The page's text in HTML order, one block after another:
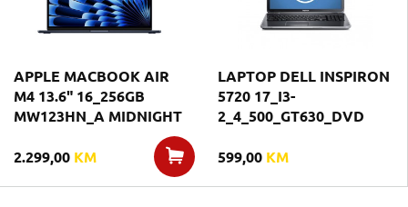
APPLE MACBOOK AIR
M4 13.6" 16_256GB
MW123HN_A MIDNIGHT
2.299,00 KM
LAPTOP DELL INSPIRON
5720 17_I3-
2_4_500_GT630_DVD
599,00 KM